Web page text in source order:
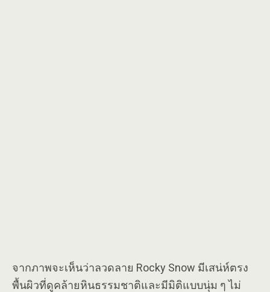
จากภาพจะเห็นว่าลวดลาย Rocky Snow มีเสน่ห์ตรง
พื้นผิวที่ดูคล้ายหินธรรมชาติและมีมิติแบบนุ่ม ๆ ไม่